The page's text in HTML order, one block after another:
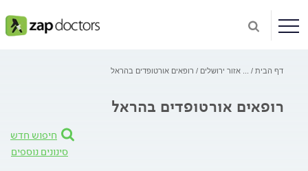
דף הבית אזור ירושלים רופאים אורטופדים בהראל
רופאים אורטופדים בהראל
חיפוש חדש
סינונים נוספים